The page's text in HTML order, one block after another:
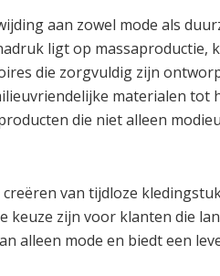
aan zowel mode als
ligt op massaproductie,
die zorgvuldig zijn
materialen tot
die niet alleen
van tijdloze
keuze zijn voor klanten die
alleen mode en biedt een